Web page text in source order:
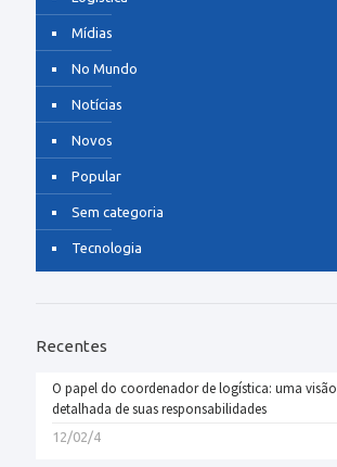
Mídias
No Mundo
Notícias
Novos
Popular
Sem categoria
Tecnologia
Recentes
O papel do coordenador de logística: uma visão
detalhada de suas responsabilidades
12/02/4